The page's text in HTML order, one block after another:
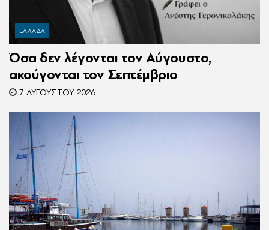
ΕΛΛΑΔΑ
Όσα δεν λέγονται τον Αύγουστο,
ακούγονται τον Σεπτέμβριο
7 ΑΥΓΟΎΣΤΟΥ 2026